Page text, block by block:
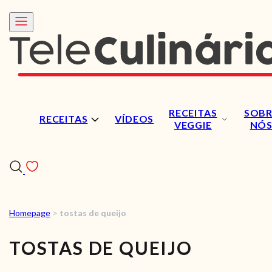
RECEITAS VÍDEOS
RECEITAS
VEGGIE
NÓS
RECEITAS
VÍDEOS
Homepage > tostas de queijo
TOSTAS DE QUEIJO